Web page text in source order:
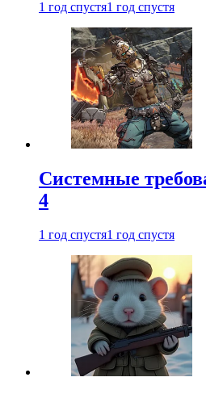
1 год спустя1 год спустя
Системные
4
1 год спустя1 год спустя